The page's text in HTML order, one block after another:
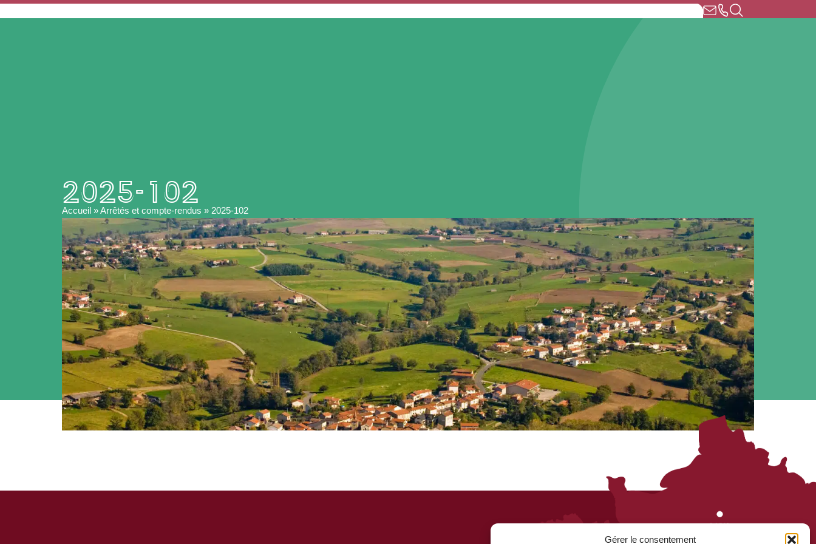
Gérer le consentement
ACCUEIL MA MAIRIE MON QUOTIDIEN MES SERVICES
2025-102
Accueil »Arrêtés et compte-rendus » 2025-102